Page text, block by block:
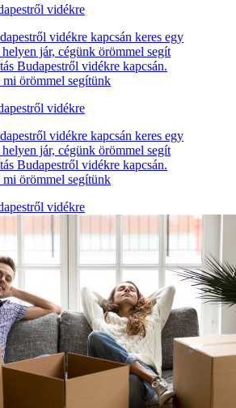
vidékre
vidékre kapcsán keres egy
jár, cégünk örömmel segít
Budapestről vidékre kapcsán.
örömmel segítünk
vidékre
vidékre kapcsán keres egy
jár, cégünk örömmel segít
Budapestről vidékre kapcsán.
örömmel segítünk
vidékre